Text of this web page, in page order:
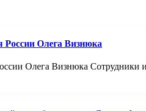
России Олега Визнюка
Олега Визнюка Сотрудники